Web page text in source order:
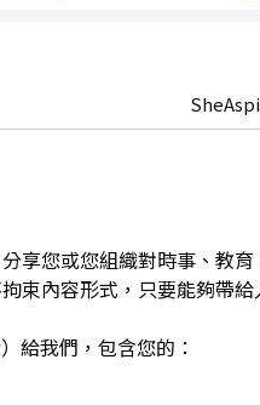
享您或您組織對時事、教
束內容形式，只要能夠帶給
給我們，包含您的：